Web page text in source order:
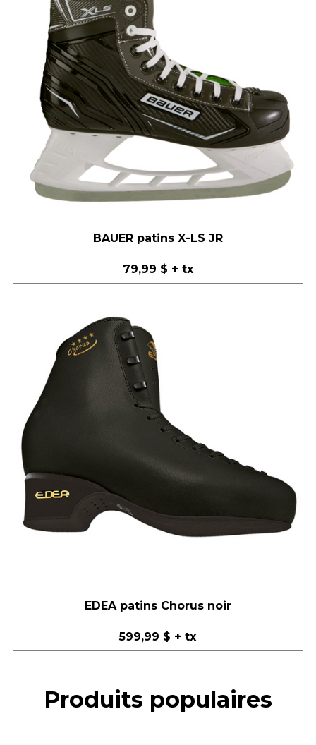
BAUER patins X-LS JR
79,99 $ + tx
EDEA patins Chorus noir
599,99 $ + tx
Produits populaires